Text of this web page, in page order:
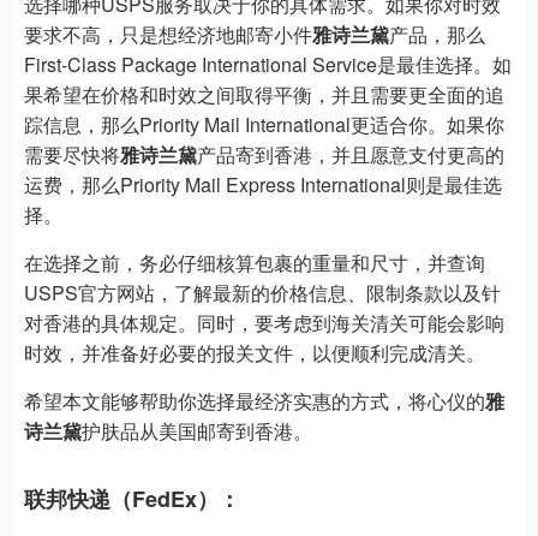
要求不高，只是想经济地邮寄小件雅诗兰黛产品，那么
First-Class Package International Service是最佳选择。如
果希望在价格和时效之间取得平衡，并且需要更全面的追
踪信息，那么Priority Mail International更适合你。如果你
需要尽快将雅诗兰黛产品寄到香港，并且愿意支付更高的
运费，那么Priority Mail Express International则是最佳选
择。
在选择之前，务必仔细核算包裹的重量和尺寸，并查询
USPS官方网站，了解最新的价格信息、限制条款以及针
对香港的具体规定。同时，要考虑到海关清关可能会影响
时效，并准备好必要的报关文件，以便顺利完成清关。
希望本文能够帮助你选择最经济实惠的方式，将心仪的雅
诗兰黛护肤品从美国邮寄到香港。
联邦快递（FedEx）：